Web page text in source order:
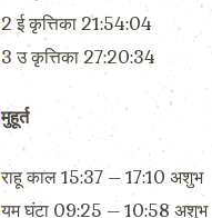
2 ई कृत्तिका 21:54:04
3 उ कृत्तिका 27:20:34
मुहूर्त
राहू काल 15:37 – 17:10 अशुभ
यम घंटा 09:25 – 10:58 अशुभ